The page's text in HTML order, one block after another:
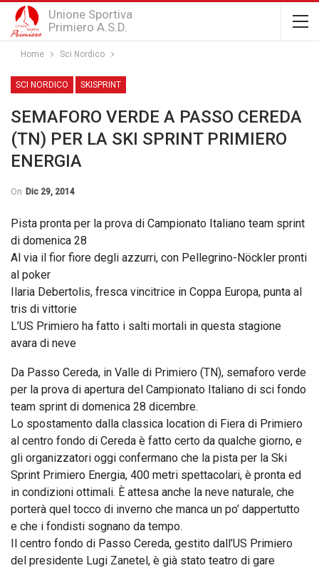
Unione Sportiva
Primiero A.S.D.
Home Sci Nordico
SCI NORDICO SKISPRINT
SEMAFORO VERDE A PASSO CEREDA
(TN) PER LA SKI SPRINT PRIMIERO
ENERGIA
On Dic 29, 2014
Pista pronta per la prova di Campionato Italiano team sprint
di domenica 28
Al via il fior fiore degli azzurri, con Pellegrino-Nöckler pronti
al poker
Ilaria Debertolis, fresca vincitrice in Coppa Europa, punta al
tris di vittorie
L’US Primiero ha fatto i salti mortali in questa stagione
avara di neve
Da Passo Cereda, in Valle di Primiero (TN), semaforo verde
per la prova di apertura del Campionato Italiano di sci fondo
team sprint di domenica 28 dicembre.
Lo spostamento dalla classica location di Fiera di Primiero
al centro fondo di Cereda è fatto certo da qualche giorno, e
gli organizzatori oggi confermano che la pista per la Ski
Sprint Primiero Energia, 400 metri spettacolari, è pronta ed
in condizioni ottimali. È attesa anche la neve naturale, che
porterà quel tocco di inverno che manca un po’ dappertutto
e che i fondisti sognano da tempo.
Il centro fondo di Passo Cereda, gestito dall’US Primiero
del presidente Lugi Zanetel, è già stato teatro di gare